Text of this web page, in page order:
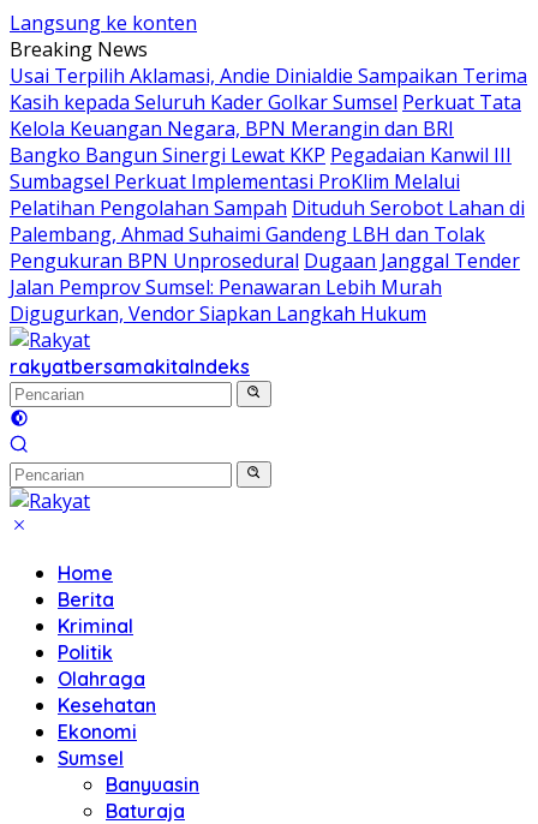
Langsung ke konten
Breaking News
Usai Terpilih Aklamasi, Andie Dinialdie Sampaikan Terima
Kasih kepada Seluruh Kader Golkar Sumsel Perkuat Tata
Kelola Keuangan Negara, BPN Merangin dan BRI
Bangko Bangun Sinergi Lewat KKP Pegadaian Kanwil III
Sumbagsel Perkuat Implementasi ProKlim Melalui
Pelatihan Pengolahan Sampah Dituduh Serobot Lahan di
Palembang, Ahmad Suhaimi Gandeng LBH dan Tolak
Pengukuran BPN Unprosedural Dugaan Janggal Tender
Jalan Pemprov Sumsel: Penawaran Lebih Murah
Digugurkan, Vendor Siapkan Langkah Hukum
rakyatbersamakitaIndeks
Home
Berita
Kriminal
Politik
Olahraga
Kesehatan
Ekonomi
Sumsel
Banyuasin
Baturaja